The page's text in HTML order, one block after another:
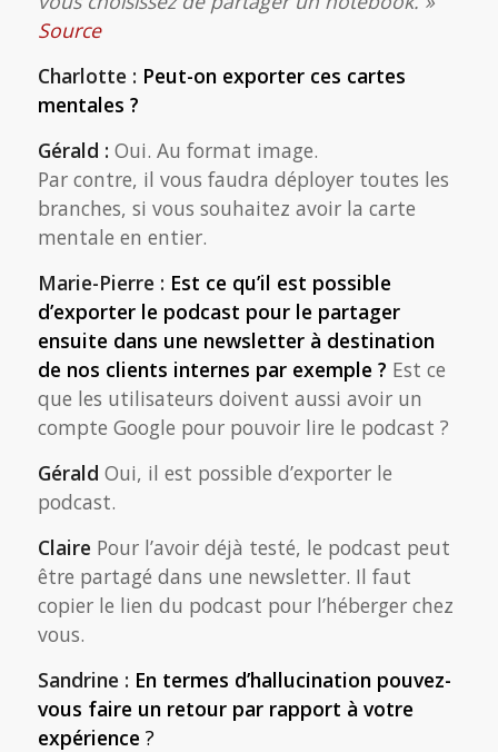
Source
Charlotte : Peut-on exporter ces cartes
mentales ?
Gérald : Oui. Au format image.
Par contre, il vous faudra déployer toutes les
branches, si vous souhaitez avoir la carte
mentale en entier.
Marie-Pierre : Est ce qu’il est possible
d’exporter le podcast pour le partager
ensuite dans une newsletter à destination
de nos clients internes par exemple ? Est ce
que les utilisateurs doivent aussi avoir un
compte Google pour pouvoir lire le podcast ?
Gérald Oui, il est possible d’exporter le
podcast.
Claire Pour l’avoir déjà testé, le podcast peut
être partagé dans une newsletter. Il faut
copier le lien du podcast pour l’héberger chez
vous.
Sandrine : En termes d’hallucination pouvez-
vous faire un retour par rapport à votre
expérience ?